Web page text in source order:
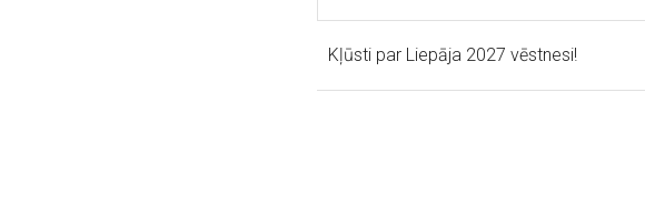
Kļūsti par Liepāja 2027 vēstnesi!